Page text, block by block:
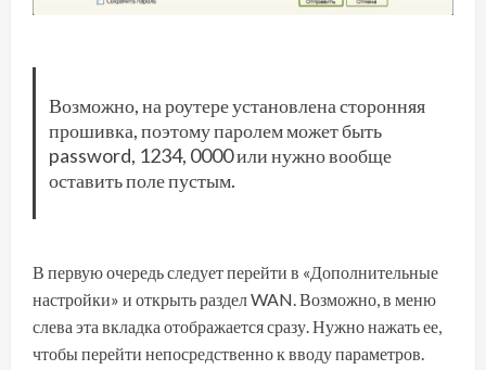
Возможно, на роутере установлена сторонняя
прошивка, поэтому паролем может быть
password, 1234, 0000 или нужно вообще
оставить поле пустым.
В первую очередь следует перейти в «Дополнительные
настройки» и открыть раздел WAN. Возможно, в меню
слева эта вкладка отображается сразу. Нужно нажать ее,
чтобы перейти непосредственно к вводу параметров.